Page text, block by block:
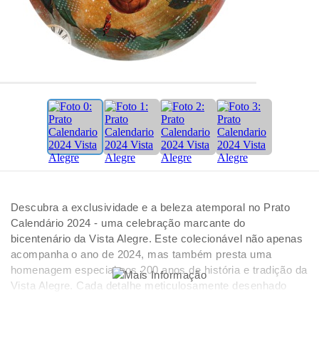
Descubra a exclusividade e a beleza atemporal no Prato
Calendário 2024 - uma celebração marcante do
bicentenário da Vista Alegre. Este colecionável não apenas
acompanha o ano de 2024, mas também presta uma
homenagem especial aos 200 anos de história e tradição da
Vista Alegre. Cada detalhe meticulosamente desenhado